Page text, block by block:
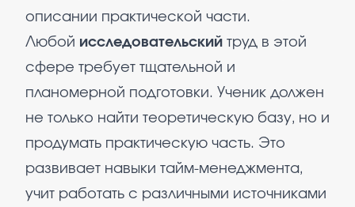
описании практической части.
Любой исследовательский труд в этой
сфере требует тщательной и
планомерной подготовки. Ученик должен
не только найти теоретическую базу, но и
продумать практическую часть. Это
развивает навыки тайм-менеджмента,
учит работать с различными источниками